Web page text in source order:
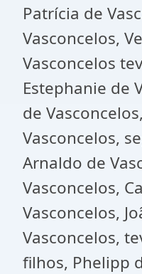
Patrícia de
Vasconcelos,
Vasconcelos
Estephanie de
de
Vasconcelos,
Arnaldo de
Vasconcelos,
Vasconcelos,
Vasconcelos,
filhos, Phelipp